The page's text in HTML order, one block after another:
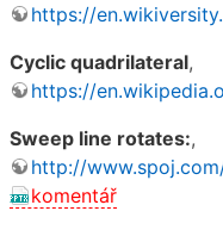
https://
Cyclic quadrilateral,
https://
Sweep line rotates:,
http://
komentář